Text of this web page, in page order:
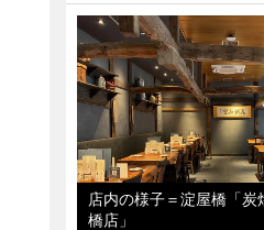
店内の様子＝淀屋橋「炭
橋店」